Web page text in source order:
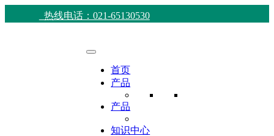
热线电话：021-65130530
首页
产品
产品
知识中心